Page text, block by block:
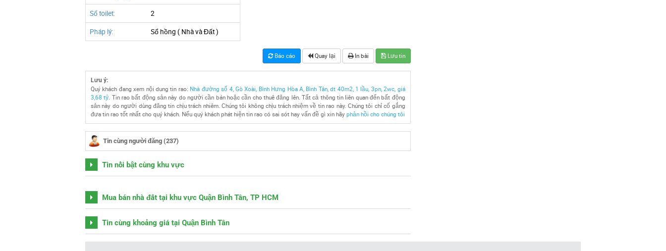
Số toilet: 2
Pháp lý: Sổ hồng ( Nhà và Đất )
Báo cáo Quay lại In bài Lưu tin
Lưu ý:
Quý khách đang xem nội dung tin rao: Nhà đường số 4, Gò Xoài, Bình Hưng Hòa A, Bình Tân, dt 40m2, 1 lầu, 3pn, 2wc, giá
3,68 tỷ. Tin rao bất động sản này do người cần bán hoặc cần cho thuê đăng lên. Tất cả thông tin liên quan đến bất động
sản này do người dùng đăng tin chịu trách nhiêm. Chúng tôi không chịu trách nhiệm về tin rao này. Chúng tôi chỉ cố gắng
đưa tin rao tốt nhất cho quý khách. Nếu quý khách phát hiện tin rao có sai sót hay vấn đề gì xin hãy phản hồi cho chúng tôi
Tin cùng người đăng (237)
Tin nổi bật cùng khu vực
Mua bán nhà đất tại khu vực Quận Bình Tân, TP HCM
Tin cùng khoảng giá tại Quận Bình Tân